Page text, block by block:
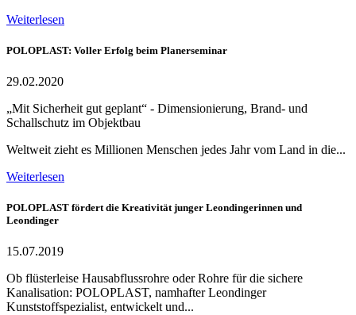
Weiterlesen
POLOPLAST: Voller Erfolg beim Planerseminar
29.02.2020
„Mit Sicherheit gut geplant“ - Dimensionierung, Brand- und
Schallschutz im Objektbau
Weltweit zieht es Millionen Menschen jedes Jahr vom Land in die...
Weiterlesen
POLOPLAST fördert die Kreativität junger Leondingerinnen und
Leondinger
15.07.2019
Ob flüsterleise Hausabflussrohre oder Rohre für die sichere
Kanalisation: POLOPLAST, namhafter Leondinger
Kunststoffspezialist, entwickelt und...